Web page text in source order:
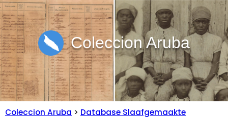
Coleccion Aruba
Coleccion Aruba > Database Slaafgemaakte